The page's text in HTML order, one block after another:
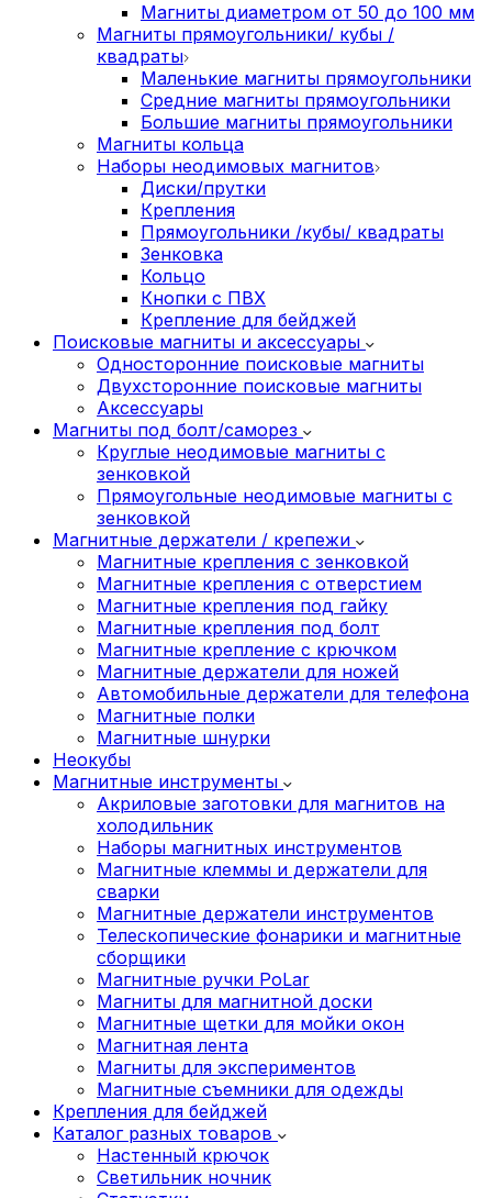
Магниты диаметром от 50 до 100 мм
Магниты прямоугольники/ кубы /
квадраты
Маленькие магниты прямоугольники
Средние магниты прямоугольники
Большие магниты прямоугольники
Магниты кольца
Наборы неодимовых магнитов
Диски/прутки
Крепления
Прямоугольники /кубы/ квадраты
Зенковка
Кольцо
Кнопки с ПВХ
Крепление для бейджей
Поисковые магниты и аксессуары
Односторонние поисковые магниты
Двухсторонние поисковые магниты
Аксессуары
Магниты под болт/саморез
Круглые неодимовые магниты с
зенковкой
Прямоугольные неодимовые магниты с
зенковкой
Магнитные держатели / крепежи
Магнитные крепления с зенковкой
Магнитные крепления с отверстием
Магнитные крепления под гайку
Магнитные крепления под болт
Магнитные крепление с крючком
Магнитные держатели для ножей
Автомобильные держатели для телефона
Магнитные полки
Магнитные шнурки
Неокубы
Магнитные инструменты
Акриловые заготовки для магнитов на
холодильник
Наборы магнитных инструментов
Магнитные клеммы и держатели для
сварки
Магнитные держатели инструментов
Телескопические фонарики и магнитные
сборщики
Магнитные ручки PoLar
Магниты для магнитной доски
Магнитные щетки для мойки окон
Магнитная лента
Магниты для экспериментов
Магнитные съемники для одежды
Крепления для бейджей
Каталог разных товаров
Настенный крючок
Светильник ночник